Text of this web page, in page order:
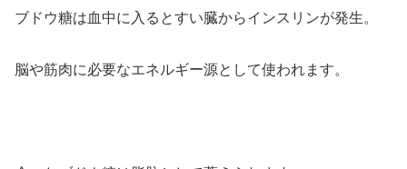
ブドウ糖は血中に入るとすい臓からインスリンが発生。
脳や筋肉に必要なエネルギー源として使われます。